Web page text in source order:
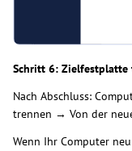
Schritt 6: Zielfestplatte
Nach Abschluss:
trennen → Von der
Wenn Ihr Computer